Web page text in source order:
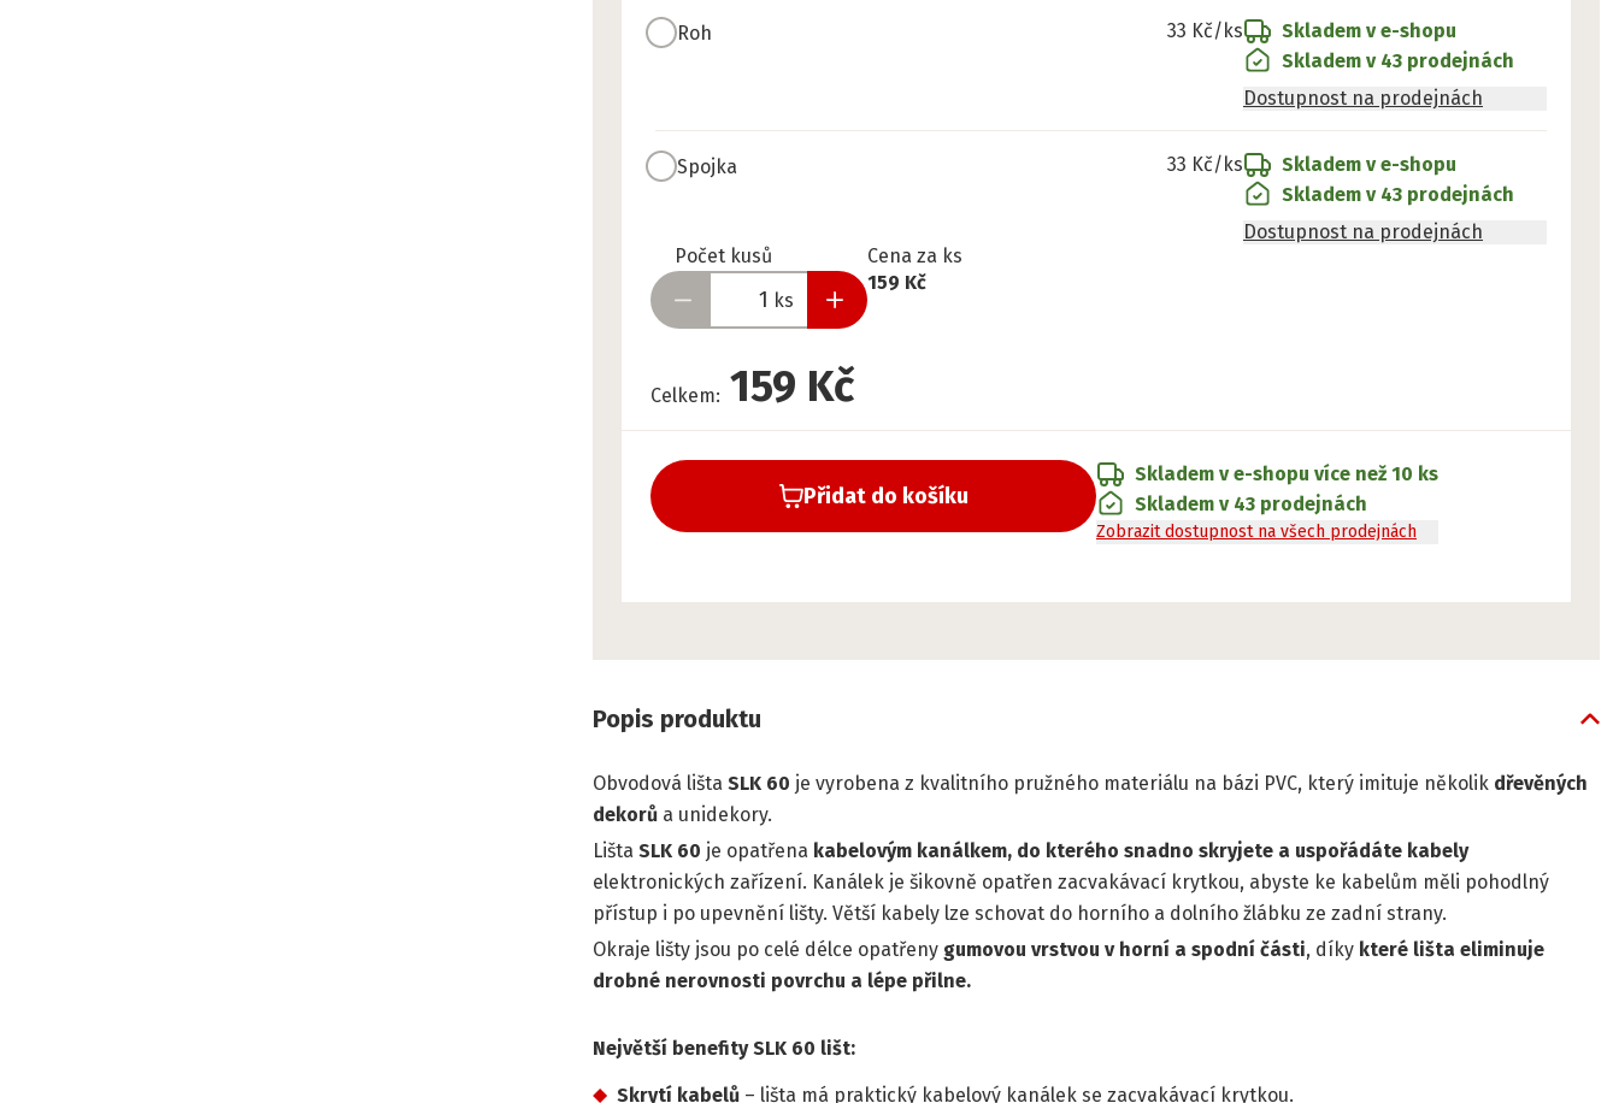
Roh 33 Kč/ks
Skladem v e-shopu
Skladem v 43 prodejnách
Dostupnost na prodejnách
Spojka 33 Kč/ks
Skladem v e-shopu
Skladem v 43 prodejnách
Dostupnost na prodejnách
Počet kusů
ks
Připraveno
Cena za ks
159 Kč
Celkem: 159 Kč
Přidat do košíku
Skladem v e-shopu více než 10 ks
Skladem v 43 prodejnách
Zobrazit dostupnost na všech prodejnách
Popis produktu
Obvodová lišta SLK 60 je vyrobena z kvalitního pružného materiálu na bázi PVC, který imituje několik dřevěných
dekorů a unidekory.
Lišta SLK 60 je opatřena kabelovým kanálkem, do kterého snadno skryjete a uspořádáte kabely
elektronických zařízení. Kanálek je šikovně opatřen zacvakávací krytkou, abyste ke kabelům měli pohodlný
přístup i po upevnění lišty. Větší kabely lze schovat do horního a dolního žlábku ze zadní strany.
Okraje lišty jsou po celé délce opatřeny gumovou vrstvou v horní a spodní části, díky které lišta eliminuje
drobné nerovnosti povrchu a lépe přilne.
Největší benefity SLK 60 lišt:
Skrytí kabelů – lišta má praktický kabelový kanálek se zacvakávací krytkou.